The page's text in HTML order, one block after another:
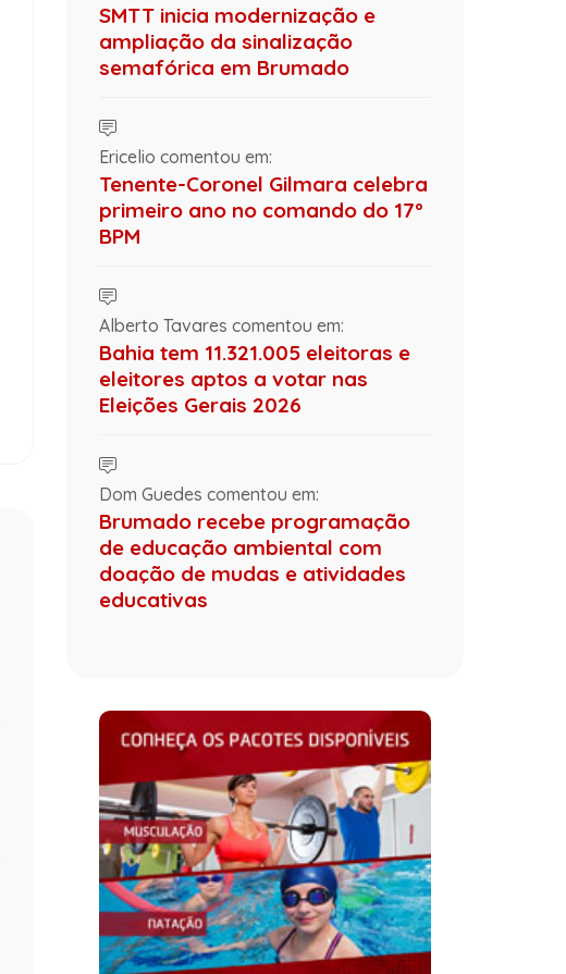
SMTT inicia modernização e
ampliação da sinalização
semafórica em Brumado
Ericelio comentou em:
Tenente-Coronel Gilmara celebra
primeiro ano no comando do 17º
BPM
Alberto Tavares comentou em:
Bahia tem 11.321.005 eleitoras e
eleitores aptos a votar nas
Eleições Gerais 2026
Dom Guedes comentou em:
Brumado recebe programação
de educação ambiental com
doação de mudas e atividades
educativas